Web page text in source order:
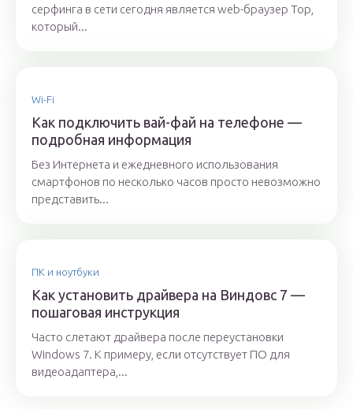
серфинга в сети сегодня является web-браузер Тор,
который...
Wi-Fi
Как подключить вай-фай на телефоне —
подробная информация
Без Интернета и ежедневного использования
смартфонов по несколько часов просто невозможно
представить...
ПК и ноутбуки
Как установить драйвера на Виндовс 7 —
пошаговая инструкция
Часто слетают драйвера после переустановки
Windows 7. К примеру, если отсутствует ПО для
видеоадаптера,...